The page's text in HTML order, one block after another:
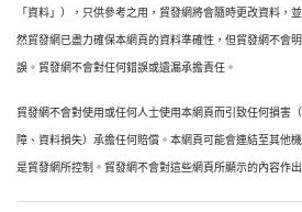
「資料」），只供參考之用，貿發網將會隨時更改資料，
然貿發網已盡力確保本網頁的資料準確性，但貿發網不會
誤。貿發網不會對任何錯誤或遺漏承擔責任。
貿發網不會對使用或任何人士使用本網頁而引致任何損害
障、資料損失）承擔任何賠償。本網頁可能會連結至其他
是貿發網所控制。貿發網不會對這些網頁所顯示的內容作